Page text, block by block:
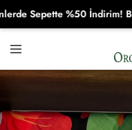
Sepette %50 İndirim! Bu